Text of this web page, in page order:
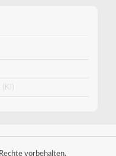
vorbehalten.